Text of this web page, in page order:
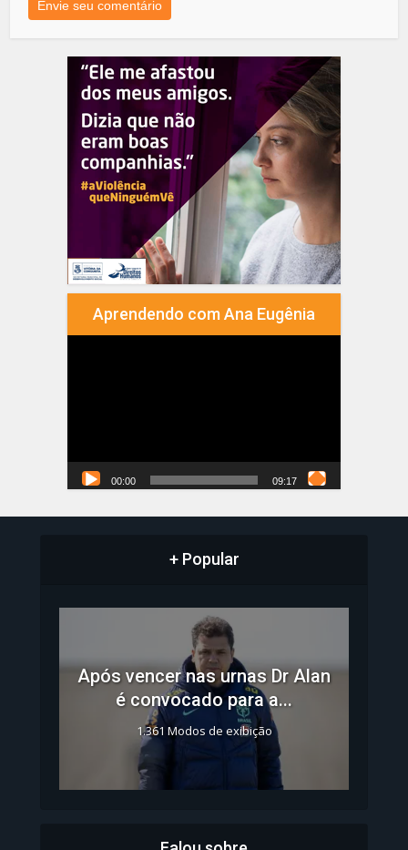
Aprendendo com Ana Eugênia
00:00 09:17
+ Popular
Após vencer nas urnas Dr Alan
é convocado para a...
1.361 Modos de exibição